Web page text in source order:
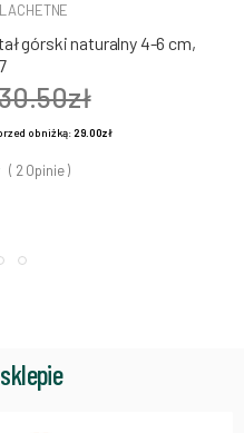
górski naturalny 4-6 cm,
obniżką:29.00zł
( 2 Opinie )